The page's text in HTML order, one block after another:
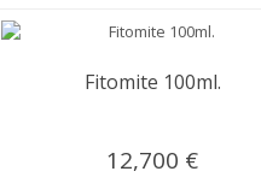
Fitomite 100ml.
12,700 €